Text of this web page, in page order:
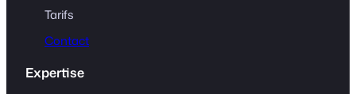
Tarifs
Contact
Expertise